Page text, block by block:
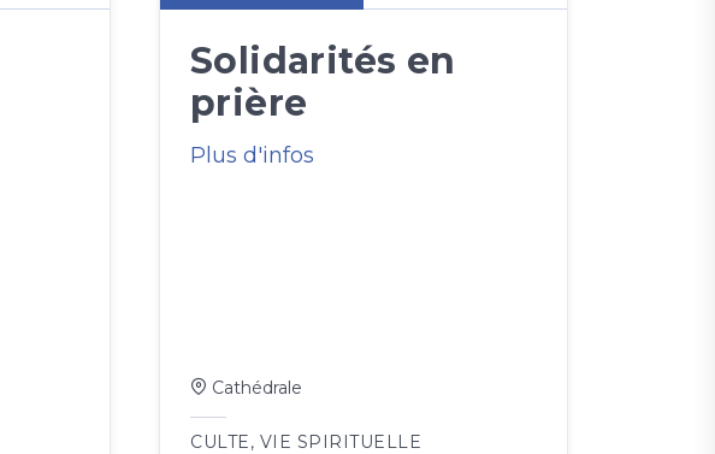
Solidarités en
prière
Plus d'infos
Cathédrale
CULTE, VIE SPIRITUELLE